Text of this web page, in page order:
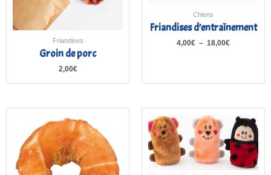
Friandises
Groin de porc
2,00€
Chiens
Friandises d’entraînement
4,00€ – 18,00€